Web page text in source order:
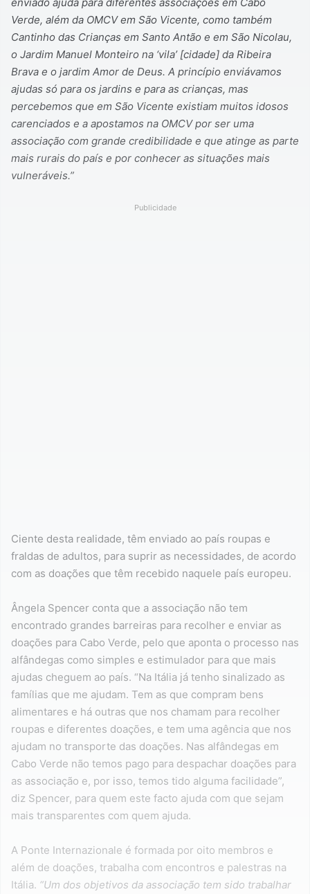
Verde, além da OMCV em São Vicente, como também
Cantinho das Crianças em Santo Antão e em São Nicolau,
o Jardim Manuel Monteiro na ‘vila’ [cidade] da Ribeira
Brava e o jardim Amor de Deus. A princípio enviávamos
ajudas só para os jardins e para as crianças, mas
percebemos que em São Vicente existiam muitos idosos
carenciados e a apostamos na OMCV por ser uma
associação com grande credibilidade e que atinge as parte
mais rurais do país e por conhecer as situações mais
vulneráveis.”
Publicidade
Ciente desta realidade, têm enviado ao país roupas e
fraldas de adultos, para suprir as necessidades, de acordo
com as doações que têm recebido naquele país europeu.
Ângela Spencer conta que a associação não tem
encontrado grandes barreiras para recolher e enviar as
doações para Cabo Verde, pelo que aponta o processo nas
alfândegas como simples e estimulador para que mais
ajudas cheguem ao país. “Na Itália já tenho sinalizado as
famílias que me ajudam. Tem as que compram bens
alimentares e há outras que nos chamam para recolher
roupas e diferentes doações, e tem uma agência que nos
ajudam no transporte das doações. Nas alfândegas em
Cabo Verde não temos pago para despachar doações para
as associação e, por isso, temos tido alguma facilidade”,
diz Spencer, para quem este facto ajuda com que sejam
mais transparentes com quem ajuda.
A Ponte Internazionale é formada por oito membros e
além de doações, trabalha com encontros e palestras na
Itália. “Um dos objetivos da associação tem sido trabalhar